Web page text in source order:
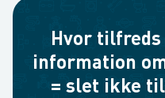
Hvor tilfreds
information
= slet ikke